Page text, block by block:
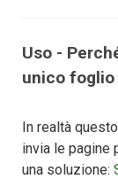
Uso -
unico foglio
In realtà
invia le pagine
una soluzione: